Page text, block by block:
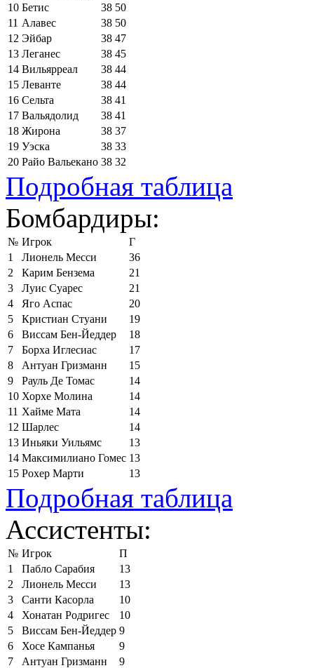
10 Бетис 38 50
11 Алавес 38 50
12 Эйбар 38 47
13 Леганес 38 45
14 Вильярреал 38 44
15 Леванте 38 44
16 Сельта 38 41
17 Вальядолид 38 41
18 Жирона 38 37
19 Уэска 38 33
20 Райо Вальекано 38 32
Подробная таблица
Бомбардиры:
№ Игрок
Г
1
Лионель Месси
36
2
Карим Бензема
21
3
Луис Суарес
21
4
Яго Аспас
20
5
Кристиан Стуани
19
6
Виссам Бен-Йеддер
18
7
Борха Иглесиас
17
8
Антуан Гризманн
15
9
Рауль Де Томас
14
10 Хорхе Молина
14
11 Хайме Мата
14
12 Шарлес
14
13 Иньяки Уильямс
13
14 Максимилиано Гомес 13
15 Рохер Марти 13
Подробная таблица
Ассистенты:
№ Игрок
П
1
Пабло Сарабия
13
2
Лионель Месси
13
3
Санти Касорла
10
4
Хонатан Родригес
10
5
Виссам Бен-Йеддер 9
6
Хосе Кампанья
9
7
Антуан Гризманн
9